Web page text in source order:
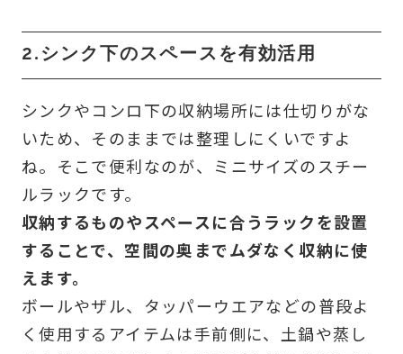
2.シンク下のスペースを有効活用
シンクやコンロ下の収納場所には仕切りがな
いため、そのままでは整理しにくいですよ
ね。そこで便利なのが、ミニサイズのスチー
ルラックです。
収納するものやスペースに合うラックを設置
することで、空間の奥までムダなく収納に使
えます。
ボールやザル、タッパーウエアなどの普段よ
く使用するアイテムは手前側に、土鍋や蒸し